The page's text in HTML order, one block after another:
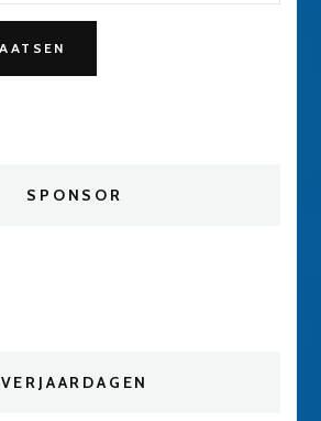
SPONSOR
VERJAARDAGEN